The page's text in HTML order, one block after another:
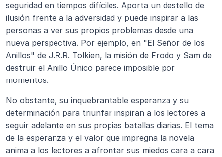
seguridad en tiempos difíciles. Aporta un destello de
ilusión frente a la adversidad y puede inspirar a las
personas a ver sus propios problemas desde una
nueva perspectiva. Por ejemplo, en "El Señor de los
Anillos" de J.R.R. Tolkien, la misión de Frodo y Sam de
destruir el Anillo Único parece imposible por
momentos.
No obstante, su inquebrantable esperanza y su
determinación para triunfar inspiran a los lectores a
seguir adelante en sus propias batallas diarias. El tema
de la esperanza y el valor que impregna la novela
anima a los lectores a afrontar sus miedos cara a cara